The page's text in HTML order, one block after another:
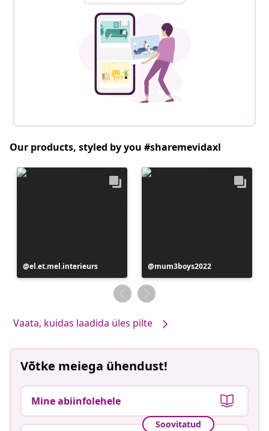
Our products, styled by you #sharemevidaxl
Postitus
avaldatud
el.et.mel.interieurs
Postitus
avaldatud
mum3boys2022
Vaata, kuidas laadida üles pilte
Võtke meiega ühendust!
Mine abiinfolehele
Soovitatud